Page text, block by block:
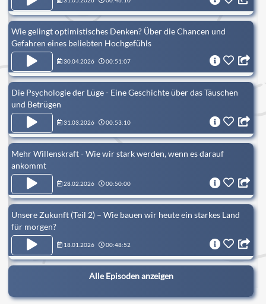
Wie gelingt optimistisches Denken? Über die Chancen und
Gefahren eines beliebten Hochgefühls
30.04.2026 00:51:07
Die Psychologie der Lüge - Eine Geschichte über das Täuschen
und Betrügen
31.03.2026 00:53:10
Mehr Willenskraft - Wie wir stark werden, wenn es darauf
ankommt
28.02.2026 00:50:00
Unsere Zukunft (Teil 2) – Wie bauen wir heute ein starkes Land
für morgen?
18.01.2026 00:48:52
Alle Episoden anzeigen